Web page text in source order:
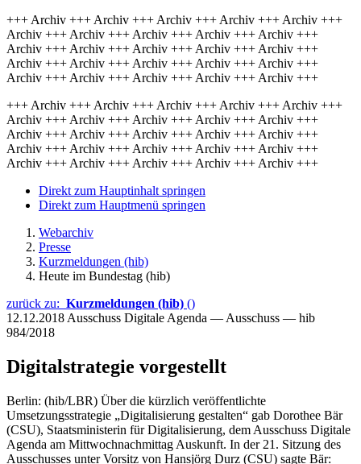
+++ Archiv +++ Archiv +++ Archiv +++ Archiv +++ Archiv +++
Archiv +++ Archiv +++ Archiv +++ Archiv +++ Archiv +++
Archiv +++ Archiv +++ Archiv +++ Archiv +++ Archiv +++
Archiv +++ Archiv +++ Archiv +++ Archiv +++ Archiv +++
Archiv +++ Archiv +++ Archiv +++ Archiv +++ Archiv +++
+++ Archiv +++ Archiv +++ Archiv +++ Archiv +++ Archiv +++
Archiv +++ Archiv +++ Archiv +++ Archiv +++ Archiv +++
Archiv +++ Archiv +++ Archiv +++ Archiv +++ Archiv +++
Archiv +++ Archiv +++ Archiv +++ Archiv +++ Archiv +++
Archiv +++ Archiv +++ Archiv +++ Archiv +++ Archiv +++
Direkt zum Hauptinhalt springen
Direkt zum Hauptmenü springen
Webarchiv
Presse
Kurzmeldungen (hib)
Heute im Bundestag (hib)
zurück zu: Kurzmeldungen (hib) ()
12.12.2018 Ausschuss Digitale Agenda — Ausschuss — hib
984/2018
Digitalstrategie vorgestellt
Berlin: (hib/LBR) Über die kürzlich veröffentlichte
Umsetzungsstrategie „Digitalisierung gestalten“ gab Dorothee Bär
(CSU), Staatsministerin für Digitalisierung, dem Ausschuss Digitale
Agenda am Mittwochnachmittag Auskunft. In der 21. Sitzung des
Ausschusses unter Vorsitz von Hansjörg Durz (CSU) sagte Bär: